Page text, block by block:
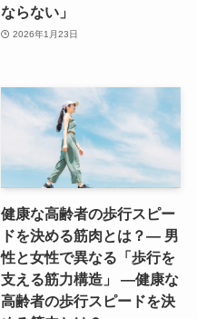
ならない」
2026年1月23日
健康な高齢者の歩行スピー
ドを決める筋肉とは？― 男
性と女性で異なる「歩行を
支える筋力構造」 ―健康な
高齢者の歩行スピードを決